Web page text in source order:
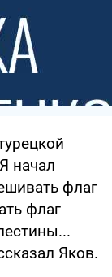
начал
флаг
флаг
Яков.